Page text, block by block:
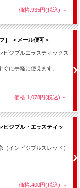
価格:935円(税込) ～
］ ＜メール便可＞
ビジブルエラスティックス
に手軽に使えます。
価格:1,078円(税込) ～
ビジブル・エラスティッ
インビジブルスレッド）
価格:400円(税込) ～